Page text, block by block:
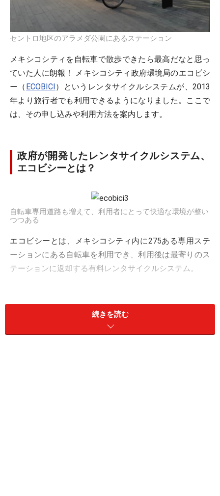
セントロ地区のアラメダ公園にあるステーション
メキシコシティを自転車で散歩できたら最高だなと思っ
ていた人に朗報！ メキシコシティ政府環境局のエコビシ
ー（ ECOBICI）というレンタサイクルシステムが、2013
年より旅行者でも利用できるようになりました。ここで
は、その申し込みや利用方法を案内します。
政府が開発したレンタサイクルシステム、
エコビシーとは？
自転車専用道路も増えて、利用者にとって快適な環境が整い
つつある
エコビシーとは、メキシコシティ内に275ある専用ステ
ーションにある自転車を利用でき、利用後は最寄りのス
テーションに返却する有料レンタサイクルシステム。
地区も含まれています。世界遺産に登録されるダウンタ
ウンのセントロ地区、国立人類学博物館や美術館が集ま
るチャプルテペック公園、日本大使館や日系旅行会社も
続きを読む